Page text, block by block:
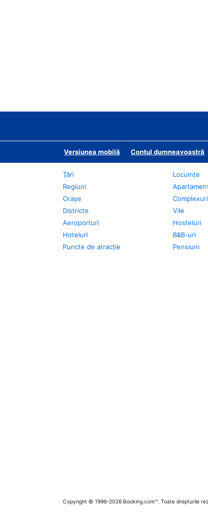
Versiunea mobilă Contul dumneavoastră
Ţări
Regiuni
Oraşe
Districte
Aeroporturi
Hoteluri
Puncte de atracţie
Locuințe
Complexuri
Vile
Hosteluri
B&B-uri
Pensiuni
Copyright © 1996–2026 Booking.com™. Toate drepturile